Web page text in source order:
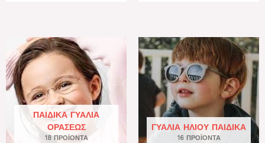
ΠΑΙΔΙΚΆ ΓΥΑΛΙΆ
ΟΡΆΣΕΩΣ
18 ΠΡΟΪΌΝΤΑ
ΓΥΑΛΙΆ ΗΛΊΟΥ ΠΑΙΔΙΚΆ
16 ΠΡΟΪΌΝΤΑ